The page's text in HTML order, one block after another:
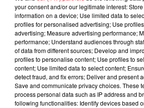
Les autorités appellent les
à vérifier immédiatement si leur
concerné par un rappel, et à ne plus
attendant réparation.
FIL D'ACTUS
your consent and/or our legitimate interest:
information on a device; Use limited data to
profiles for personalised advertising; Use
advertising; Measure advertising performance;
performance; Understand audiences through
of data from different sources; Develop and
profiles to personalise content; Use profiles to
content; Use limited data to select content;
detect fraud, and fix errors; Deliver and present
Save and communicate privacy choices. These
process personal data such as IP address and
following functionalities: Identify devices based